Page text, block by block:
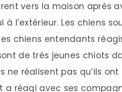
vers la maison après
l’extérieur. Les chiens
chiens entendants
de très jeunes chiots
ne réalisent pas qu’ils
a réagi avec ses